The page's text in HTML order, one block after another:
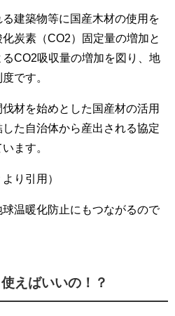
建築物等に国産木材の使用を
炭素（CO2）固定量の増加と
CO2吸収量の増加を図り、地
です。
材を始めとした国産材の活用
た自治体から産出される協定
ます。
り引用）
温暖化防止にもつながるので
えばいいの！？